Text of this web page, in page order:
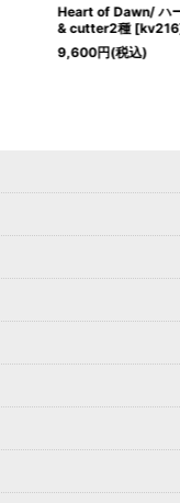
Heart of Dawn/ ハ
& cutter2種 [kv216
9,600円(税込)